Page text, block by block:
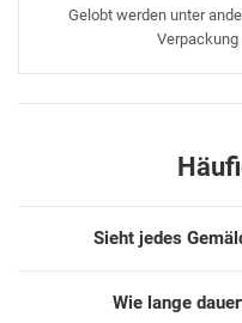
Gelobt werden unter
Verpackung
Sieht jedes
Wie lange